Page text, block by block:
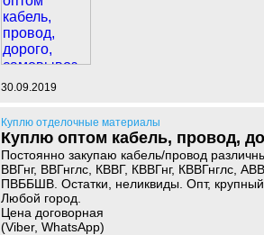
30.09.2019
Куплю отделочные материалы
Куплю оптом кабель, провод,
Постоянно закупаю кабель/провод
ВВГнг, ВВГнглс, КВВГ, КВВГнг, КВВГнглс,
ПВББШВ. Остатки, неликвиды. Опт,
Любой город.
Цена договорная
(Viber, WhatsApp)